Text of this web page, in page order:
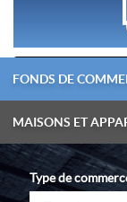
Menu
FONDS DE
MAISONS ET
Type de